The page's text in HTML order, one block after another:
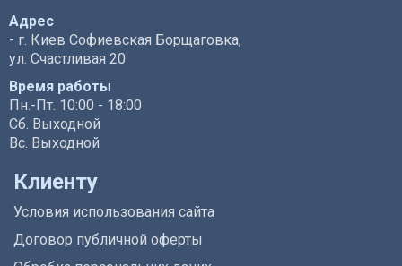
Адрес
- г. Киев Софиевская Борщаговка,
ул. Счастливая 20
Время работы
Пн.-Пт. 10:00 - 18:00
Сб. Выходной
Вс. Выходной
Клиенту
Условия использования сайта
Договор публичной оферты